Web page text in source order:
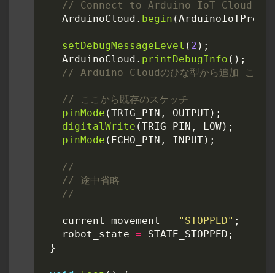
ArduinoCloud . begin (
setDebugMessageLevel ( 2 );
ArduinoCloud . printDebugInfo ();
pinMode (TRIG_PIN , OUTPUT);
digitalWrite (TRIG_PIN , LOW);
pinMode ( ECHO_PIN , INPUT);
current_movement = "STOPPED" ;
robot_state = STATE_STOPPED ;
}